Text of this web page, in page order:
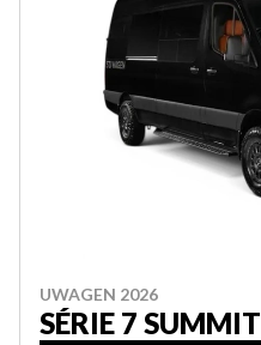
UWAGEN 2026
SÉRIE 7 SUMMIT